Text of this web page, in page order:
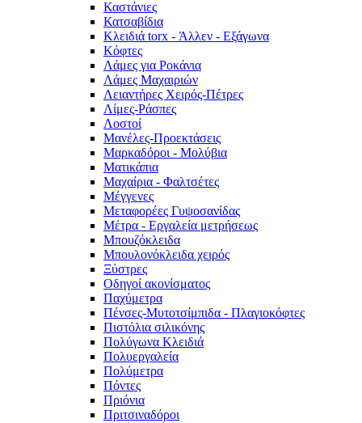
Καστάνιες
Κατσαβίδια
Κλειδιά torx - Άλλεν - Εξάγωνα
Κόφτες
Λάμες για Ροκάνια
Λάμες Μαχαιριών
Λειαντήρες Χειρός-Πέτρες
Λίμες-Ράσπες
Λοστοί
Μανέλες-Προεκτάσεις
Μαρκαδόροι - Μολύβια
Ματικάπια
Μαχαίρια - Φαλτσέτες
Μέγγενες
Μεταφορέες Γυψοσανίδας
Μέτρα - Εργαλεία μετρήσεως
Μπουζόκλειδα
Μπουλονόκλειδα χειρός
Ξύστρες
Οδηγοί ακονίσματος
Παχύμετρα
Πένσες-Μυτοτσίμπιδα - Πλαγιοκόφτες
Πιστόλια σιλικόνης
Πολύγωνα Κλειδιά
Πολυεργαλεία
Πολύμετρα
Πόντες
Πριόνια
Πριτσιναδόροι